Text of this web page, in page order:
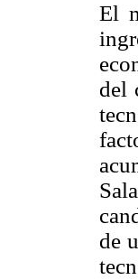
El
del
de